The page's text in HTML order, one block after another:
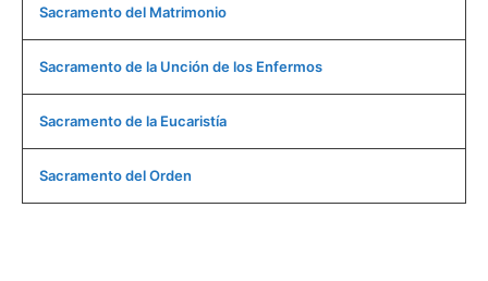
Sacramento del Matrimonio
Sacramento de la Unción de los Enfermos
Sacramento de la Eucaristía
Sacramento del Orden